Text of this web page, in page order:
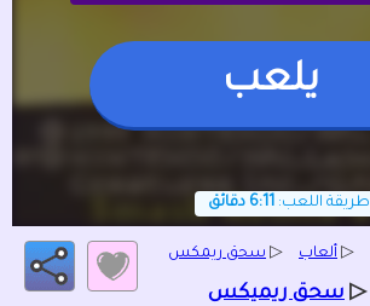
يلعب
طريقة اللعب: 6:11 دقائق
▷ ألعاب ▷ سحق ريمكس
▷ سحق ريميكس